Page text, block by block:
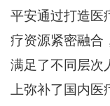
平安通过打造医
疗资源紧密融合
满足了不同层次
上弥补了国内医